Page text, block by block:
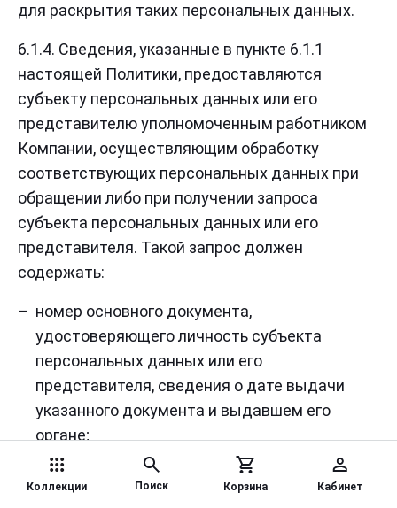
для раскрытия таких персональных данных.
6.1.4. Сведения, указанные в пункте 6.1.1
настоящей Политики, предоставляются
субъекту персональных данных или его
представителю уполномоченным работником
Компании, осуществляющим обработку
соответствующих персональных данных при
обращении либо при получении запроса
субъекта персональных данных или его
представителя. Такой запрос должен
содержать:
номер основного документа,
удостоверяющего личность субъекта
персональных данных или его
представителя, сведения о дате выдачи
указанного документа и выдавшем его
органе;
сведения, подтверждающие участие
субъекта персональных данных в
Коллекции Поиск Корзина Кабинет